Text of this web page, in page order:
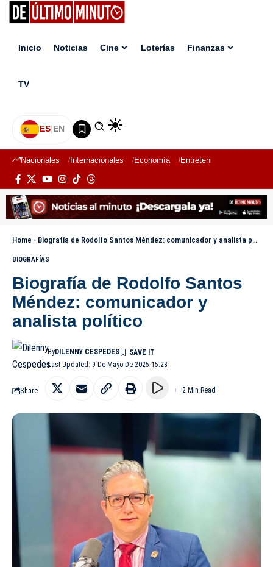
Inicio Noticias Cine Loterías Finanzas
TV
ES|EN
Nacionales Internacionales Economía Entretenimiento
Home - Biografía de Rodolfo Santos Méndez: comunicador y analista político
BIOGRAFÍAS
Biografía de Rodolfo Santos
Méndez: comunicador y
analista político
Last Updated: 9 De Mayo De 2025 15:28
ByDILENNY CESPEDES
Share 2 Min Read